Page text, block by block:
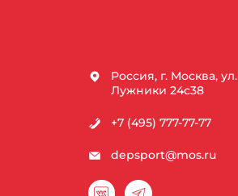
Россия, г. Москва, ул.
Лужники 24с38
+7 (495) 777-77-77
depsport@mos.ru